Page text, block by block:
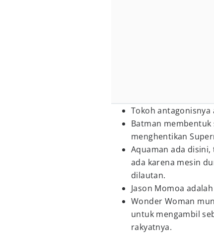
Tokoh antagonisnya
Batman membentuk
menghentikan
Aquaman ada
ada karena mesin
dilautan.
Jason Momoa
Wonder Woman
untuk mengambil
rakyatnya.